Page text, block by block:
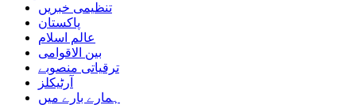
تنظیمی خبریں
پاکستان
عالم اسلام
بین الاقوامی
ترقیاتی منصوبے
آرٹیکلز
ہمارے بارے میں